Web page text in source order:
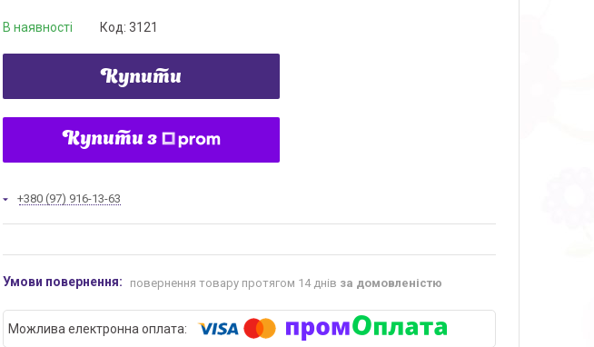
В наявності Код: 3121
Купити
Купити з
+380 (97) 916-13-63
повернення товару протягом 14 днів за домовленістю